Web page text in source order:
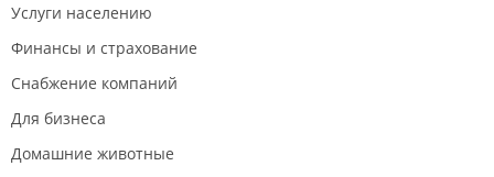
Услуги населению
Финансы и страхование
Снабжение компаний
Для бизнеса
Домашние животные